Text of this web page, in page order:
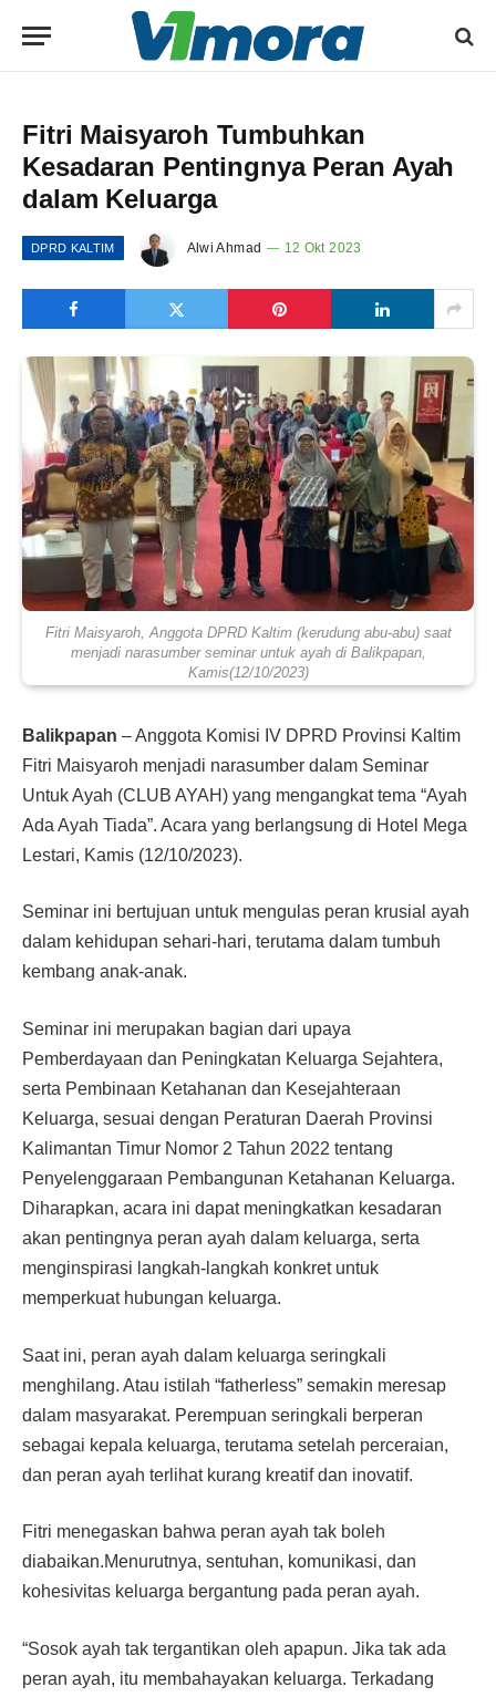
Fitri Maisyaroh Tumbuhkan
Kesadaran Pentingnya Peran Ayah
dalam Keluarga
DPRD KALTIM Alwi Ahmad 12 Okt 2023
Fitri Maisyaroh, Anggota DPRD Kaltim (kerudung abu-abu) saat
menjadi narasumber seminar untuk ayah di Balikpapan,
Kamis(12/10/2023)
Balikpapan – Anggota Komisi IV DPRD Provinsi Kaltim
Fitri Maisyaroh menjadi narasumber dalam Seminar
Untuk Ayah (CLUB AYAH) yang mengangkat tema “Ayah
Ada Ayah Tiada”. Acara yang berlangsung di Hotel Mega
Lestari, Kamis (12/10/2023).
Seminar ini bertujuan untuk mengulas peran krusial ayah
dalam kehidupan sehari-hari, terutama dalam tumbuh
kembang anak-anak.
Seminar ini merupakan bagian dari upaya
Pemberdayaan dan Peningkatan Keluarga Sejahtera,
serta Pembinaan Ketahanan dan Kesejahteraan
Keluarga, sesuai dengan Peraturan Daerah Provinsi
Kalimantan Timur Nomor 2 Tahun 2022 tentang
Penyelenggaraan Pembangunan Ketahanan Keluarga.
Diharapkan, acara ini dapat meningkatkan kesadaran
akan pentingnya peran ayah dalam keluarga, serta
menginspirasi langkah-langkah konkret untuk
memperkuat hubungan keluarga.
Saat ini, peran ayah dalam keluarga seringkali
menghilang. Atau istilah “fatherless” semakin meresap
dalam masyarakat. Perempuan seringkali berperan
sebagai kepala keluarga, terutama setelah perceraian,
dan peran ayah terlihat kurang kreatif dan inovatif.
Fitri menegaskan bahwa peran ayah tak boleh
diabaikan.Menurutnya, sentuhan, komunikasi, dan
kohesivitas keluarga bergantung pada peran ayah.
“Sosok ayah tak tergantikan oleh apapun. Jika tak ada
peran ayah, itu membahayakan keluarga. Terkadang